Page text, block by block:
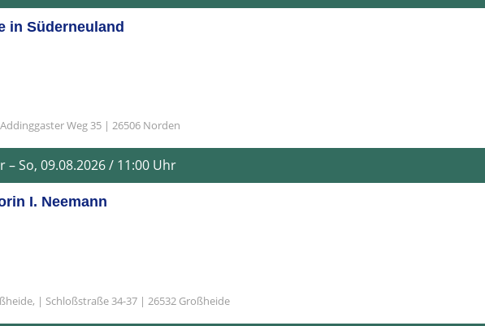
in Süderneuland
Weg 35 | 26506 Norden
– So, 09.08.2026 / 11:00 Uhr
I. Neemann
| Schloßstraße 34-37 | 26532 Großheide